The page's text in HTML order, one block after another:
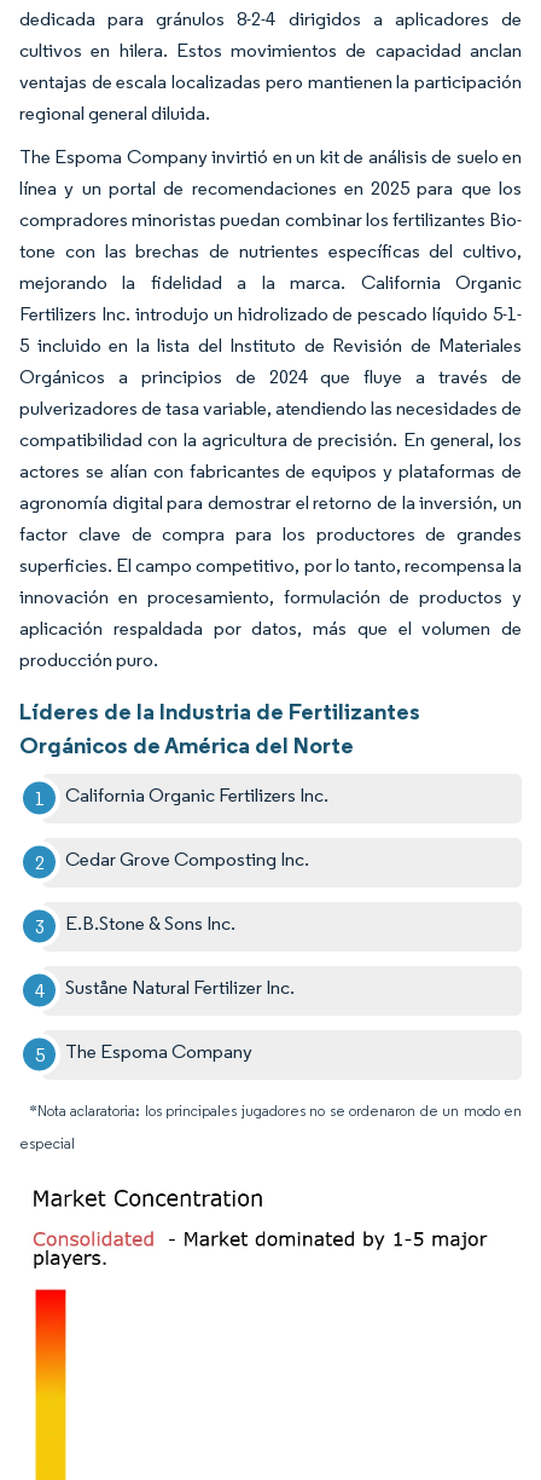
dedicada para gránulos 8-2-4 dirigidos a aplicadores de
cultivos en hilera. Estos movimientos de capacidad anclan
ventajas de escala localizadas pero mantienen la participación
regional general diluida.
The Espoma Company invirtió en un kit de análisis de suelo en
línea y un portal de recomendaciones en 2025 para que los
compradores minoristas puedan combinar los fertilizantes Bio-
tone con las brechas de nutrientes específicas del cultivo,
mejorando la fidelidad a la marca. California Organic
Fertilizers Inc. introdujo un hidrolizado de pescado líquido 5-1-
5 incluido en la lista del Instituto de Revisión de Materiales
Orgánicos a principios de 2024 que fluye a través de
pulverizadores de tasa variable, atendiendo las necesidades de
compatibilidad con la agricultura de precisión. En general, los
actores se alían con fabricantes de equipos y plataformas de
agronomía digital para demostrar el retorno de la inversión, un
factor clave de compra para los productores de grandes
superficies. El campo competitivo, por lo tanto, recompensa la
innovación en procesamiento, formulación de productos y
aplicación respaldada por datos, más que el volumen de
producción puro.
Líderes de la Industria de Fertilizantes
Orgánicos de América del Norte
California Organic Fertilizers Inc.
Cedar Grove Composting Inc.
E.B.Stone & Sons Inc.
Suståne Natural Fertilizer Inc.
The Espoma Company
*Nota aclaratoria: los principales jugadores no se ordenaron de un modo en
especial